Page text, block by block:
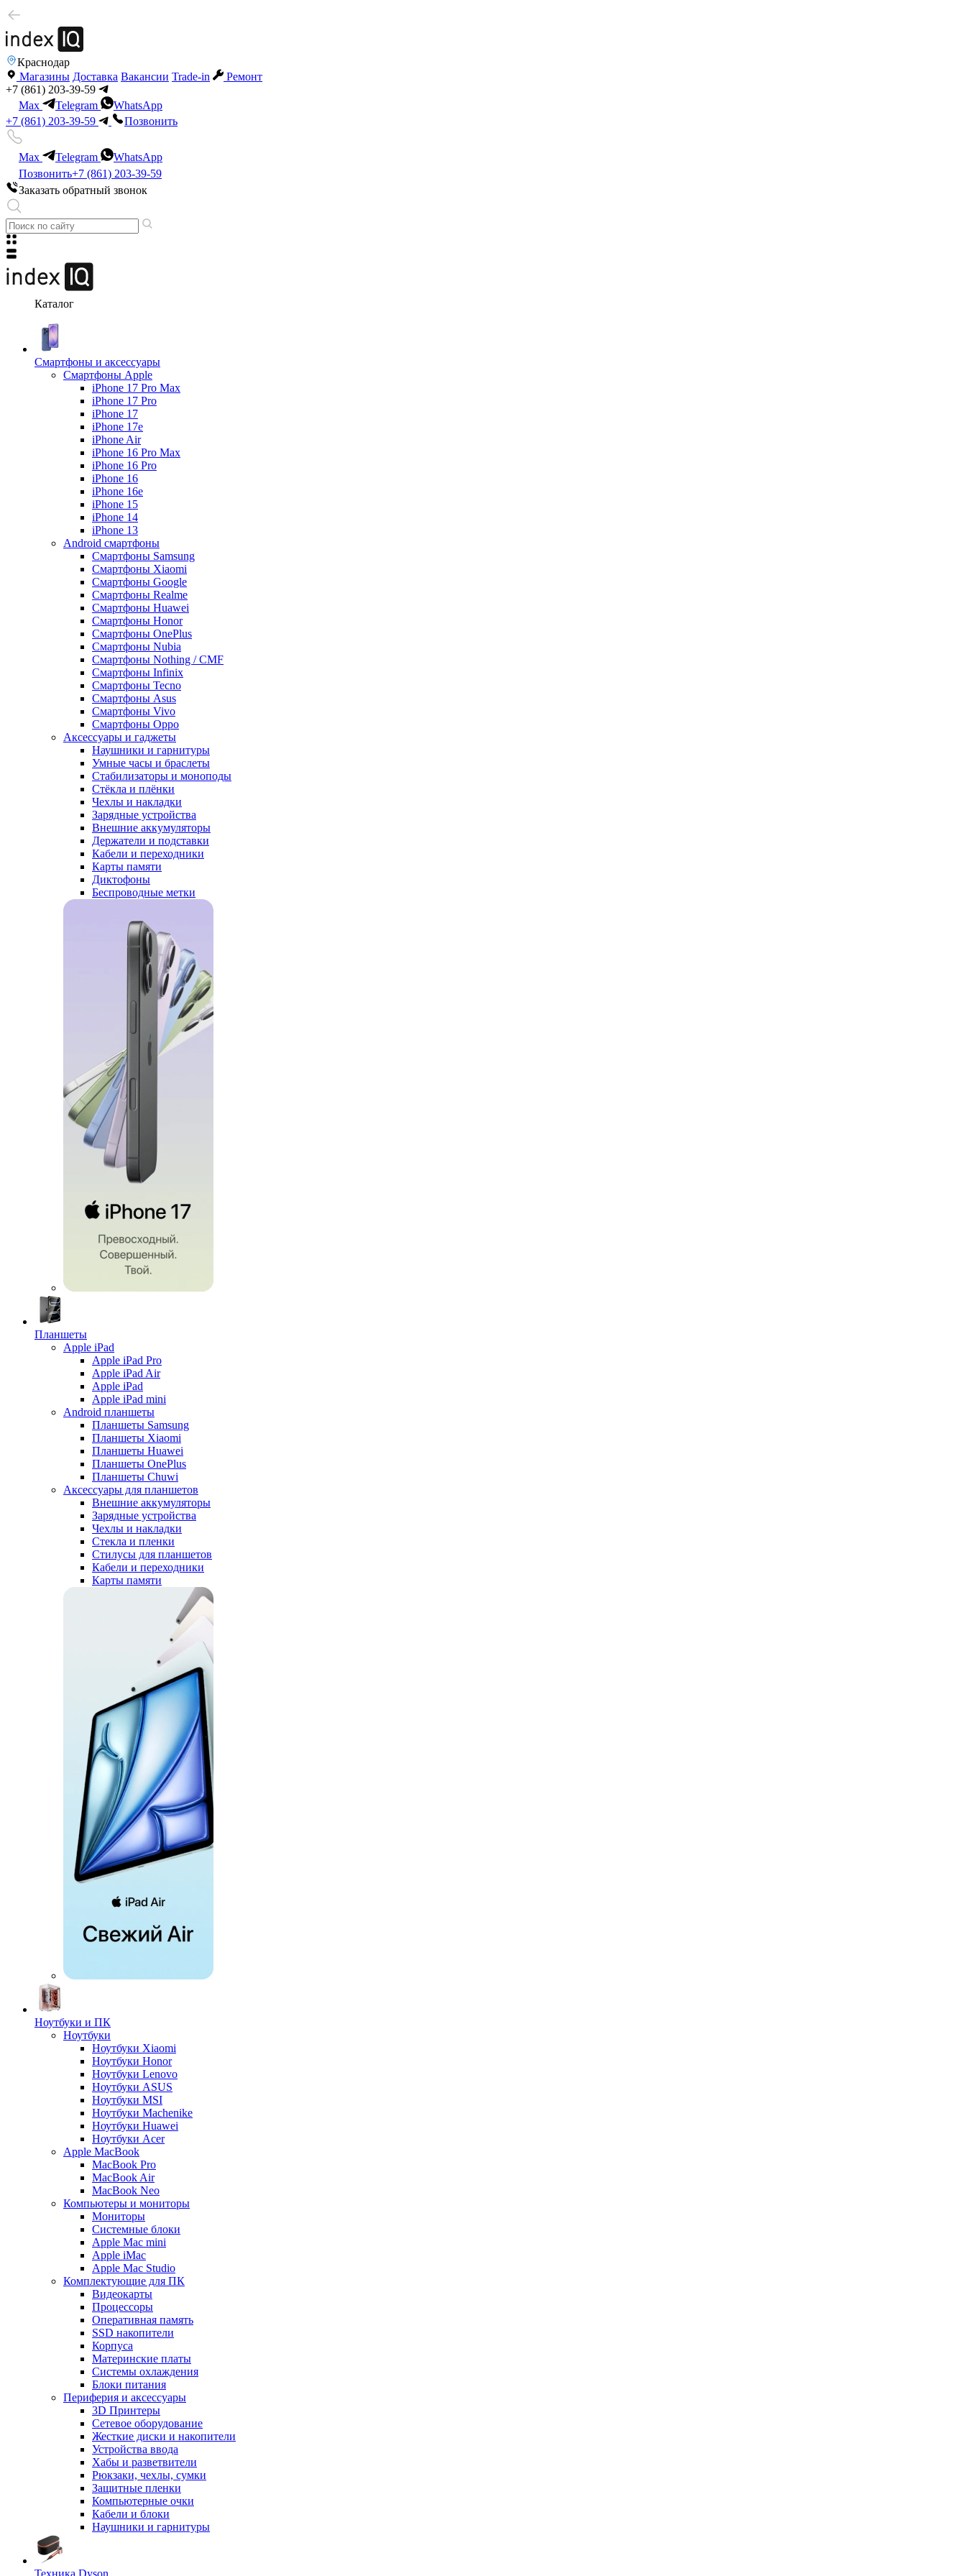
Краснодар
Магазины Доставка Вакансии Trade-in
Ремонт
+7 (861) 203-39-59
Max
Telegram
WhatsApp
+7 (861) 203-39-59
Позвонить
Max Telegram
WhatsApp
Позвонить+7 (861) 203-39-59
Заказать обратный звонок
Каталог
Смартфоны и аксессуары
Смартфоны Apple
iPhone 17 Pro Max
iPhone 17 Pro
iPhone 17
iPhone 17e
iPhone Air
iPhone 16 Pro Max
iPhone 16 Pro
iPhone 16
iPhone 16e
iPhone 15
iPhone 14
iPhone 13
Android cмартфоны
Смартфоны Samsung
Смартфоны Xiaomi
Смартфоны Google
Смартфоны Realme
Смартфоны Huawei
Смартфоны Honor
Смартфоны OnePlus
Смартфоны Nubia
Смартфоны Nothing / CMF
Смартфоны Infinix
Смартфоны Tecno
Смартфоны Asus
Смартфоны Vivo
Смартфоны Oppo
Аксессуары и гаджеты
Наушники и гарнитуры
Умные часы и браслеты
Стабилизаторы и моноподы
Стёкла и плёнки
Чехлы и накладки
Зарядные устройства
Внешние аккумуляторы
Держатели и подставки
Кабели и переходники
Карты памяти
Диктофоны
Беспроводные метки
Планшеты
Apple iPad
Apple iPad Pro
Apple iPad Air
Apple iPad
Apple iPad mini
Android планшеты
Планшеты Samsung
Планшеты Xiaomi
Планшеты Huawei
Планшеты OnePlus
Планшеты Chuwi
Аксессуары для планшетов
Внешние аккумуляторы
Зарядные устройства
Чехлы и накладки
Стекла и пленки
Стилусы для планшетов
Кабели и переходники
Карты памяти
Ноутбуки и ПК
Ноутбуки
Ноутбуки Xiaomi
Ноутбуки Honor
Ноутбуки Lenovo
Ноутбуки ASUS
Ноутбуки MSI
Ноутбуки Machenike
Ноутбуки Huawei
Ноутбуки Acer
Apple MacBook
MacBook Pro
MacBook Air
MacBook Neo
Компьютеры и мониторы
Мониторы
Системные блоки
Apple Mac mini
Apple iMac
Apple Mac Studio
Комплектующие для ПК
Видеокарты
Процессоры
Оперативная память
SSD накопители
Корпуса
Материнские платы
Системы охлаждения
Блоки питания
Периферия и аксессуары
3D Принтеры
Сетевое оборудование
Жесткие диски и накопители
Устройства ввода
Хабы и разветвители
Рюкзаки, чехлы, сумки
Защитные пленки
Компьютерные очки
Кабели и блоки
Наушники и гарнитуры
Техника Dyson